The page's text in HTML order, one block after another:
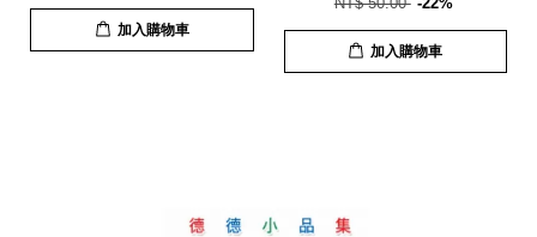
加入購物車
加入購物車